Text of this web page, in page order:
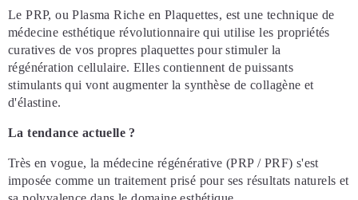
Le PRP, ou Plasma Riche en Plaquettes, est une technique de
médecine esthétique révolutionnaire qui utilise les propriétés
curatives de vos propres plaquettes pour stimuler la
régénération cellulaire. Elles contiennent de puissants
stimulants qui vont augmenter la synthèse de collagène et
d'élastine.
La tendance actuelle ?
Très en vogue, la médecine régénérative (PRP / PRF) s'est
imposée comme un traitement prisé pour ses résultats naturels et